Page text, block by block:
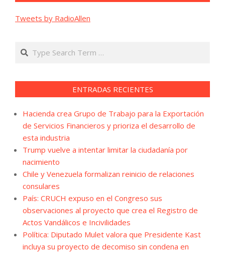
Tweets by RadioAllen
Search
ENTRADAS RECIENTES
Hacienda crea Grupo de Trabajo para la Exportación
de Servicios Financieros y prioriza el desarrollo de
esta industria
Trump vuelve a intentar limitar la ciudadanía por
nacimiento
Chile y Venezuela formalizan reinicio de relaciones
consulares
País: CRUCH expuso en el Congreso sus
observaciones al proyecto que crea el Registro de
Actos Vandálicos e Incivilidades
Política: Diputado Mulet valora que Presidente Kast
incluya su proyecto de decomiso sin condena en